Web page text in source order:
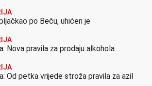
po Beču, uhićen je
Nova pravila za prodaju alkohola
Od petka vrijede stroža pravila za azil